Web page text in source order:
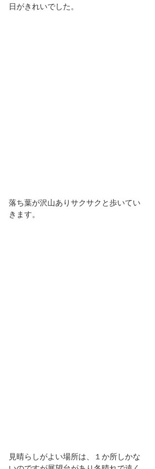
日がきれいでした。
落ち葉が沢山ありサクサクと歩いてい
きます。
見晴らしがよい場所は、１か所しかな